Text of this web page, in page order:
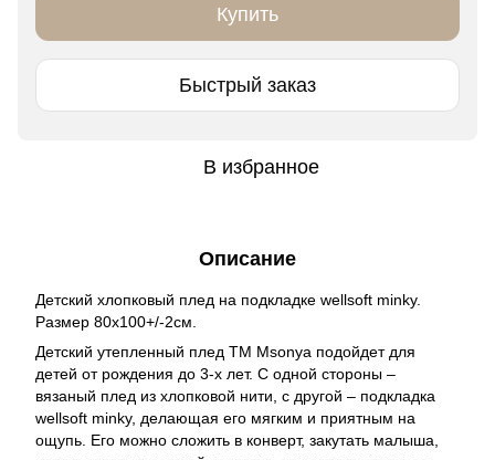
Купить
Быстрый заказ
В избранное
Описание
Детский хлопковый плед на подкладке wellsoft minky.
Размер 80х100+/-2см.
Детский утепленный плед TM Msonya подойдет для
детей от рождения до 3-х лет. С одной стороны –
вязаный плед из хлопковой нити, с другой – подкладка
wellsoft minky, делающая его мягким и приятным на
ощупь. Его можно сложить в конверт, закутать малыша,